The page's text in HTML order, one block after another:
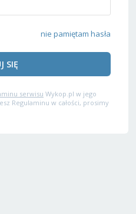
nie pamiętam hasła
SIĘ
serwisu Wykop.pl w jego
Regulaminu w całości, prosimy